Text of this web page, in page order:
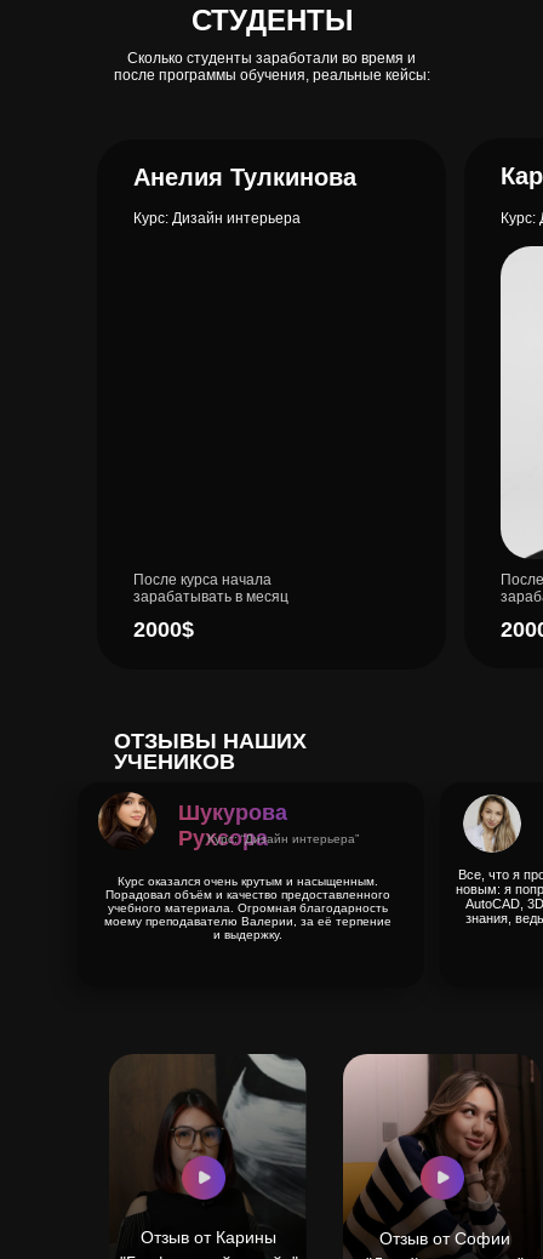
СТУДЕНТЫ
Сколько студенты заработали во время и
после программы обучения, реальные кейсы:
После курса начала
зарабатывать в месяц
2000$
Анелия Тулкинова
Курс: Дизайн интерьера Курс:
ОТЗЫВЫ НАШИХ
УЧЕНИКОВ
Все, что я
новым: я
AutoCAD,
знания,
Шукурова
Рухсора
Курс: “Дизайн интерьера”
Курс оказался очень крутым и насыщенным.
Порадовал объём и качество предоставленного
учебного материала. Огромная благодарность
моему преподавателю Валерии, за её терпение
и выдержку.
Отзыв от Софии
Отзыв от Карины